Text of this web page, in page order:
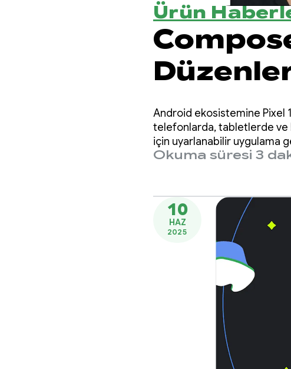
Ürün
Android ekosistemine Pixel
telefonlarda, tabletlerde ve
için uyarlanabilir uygulama
Okuma süresi 3
10
HAZ
2025